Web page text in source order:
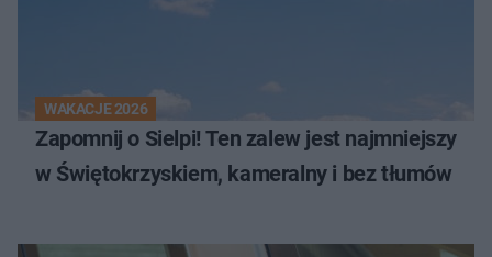
WAKACJE 2026
Zapomnij o Sielpi! Ten zalew jest najmniejszy
w Świętokrzyskiem, kameralny i bez tłumów